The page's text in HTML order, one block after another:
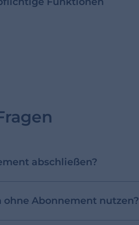
abschließen?
Abonnement nutzen?